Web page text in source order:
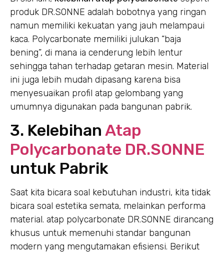
produk DR.SONNE adalah bobotnya yang ringan
namun memiliki kekuatan yang jauh melampaui
kaca. Polycarbonate memiliki julukan “baja
bening”, di mana ia cenderung lebih lentur
sehingga tahan terhadap getaran mesin. Material
ini juga lebih mudah dipasang karena bisa
menyesuaikan profil atap gelombang yang
umumnya digunakan pada bangunan pabrik.
3. Kelebihan Atap
Polycarbonate DR.SONNE
untuk Pabrik
Saat kita bicara soal kebutuhan industri, kita tidak
bicara soal estetika semata, melainkan performa
material. atap polycarbonate DR.SONNE dirancang
khusus untuk memenuhi standar bangunan
modern yang mengutamakan efisiensi. Berikut